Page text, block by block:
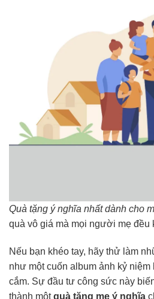
Quà tặng ý nghĩa nhất dành cho
quà vô giá mà mọi người mẹ đều
Nếu bạn khéo tay, hãy thử làm
như một cuốn album ảnh kỷ
cắm. Sự đầu tư công sức này
thành mộtquà tặng mẹ ý nghĩa